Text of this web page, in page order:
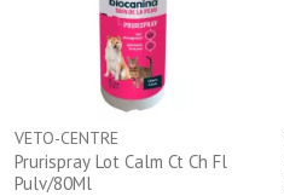
VETO-CENTRE
Prurispray Lot Calm Ct Ch Fl
Pulv/80Ml